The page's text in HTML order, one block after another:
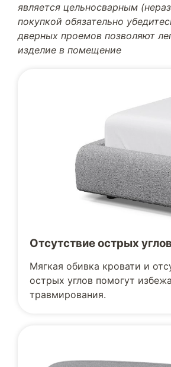
является цельносварным
покупкой обязательно
дверных проемов позволяют
изделие в помещение
Отсутствие острых углов
Мягкая обивка кровати и
острых углов помогут
травмирования.